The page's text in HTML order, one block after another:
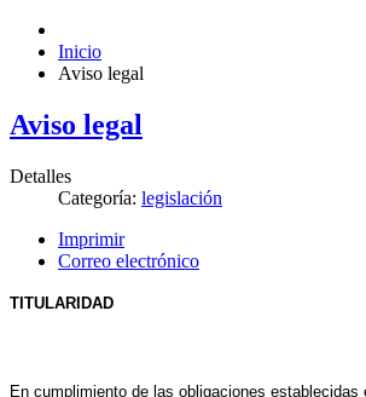
Inicio
Aviso legal
Aviso legal
Detalles
Categoría: legislación
Imprimir
Correo electrónico
TITULARIDAD
En cumplimiento de las obligaciones